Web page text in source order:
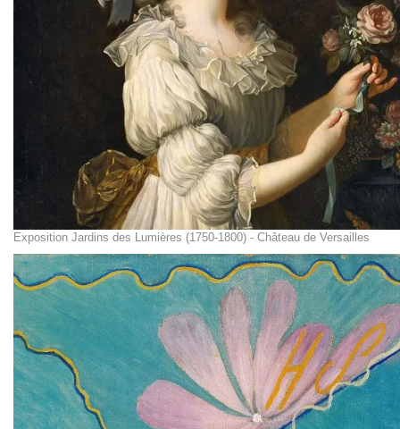
Exposition Jardins des Lumières (1750-1800) - Château de Versailles